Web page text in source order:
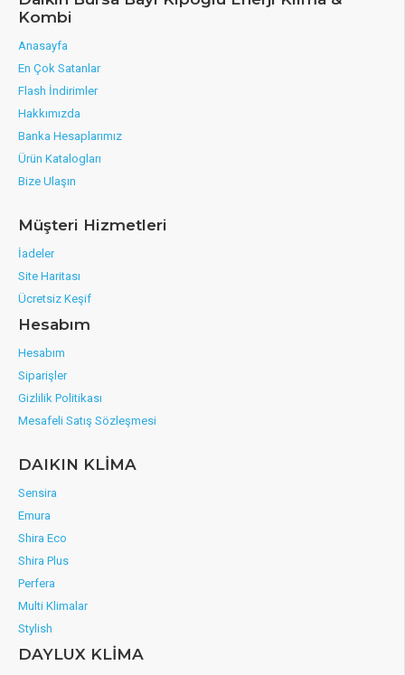
Kombi
Anasayfa
En Çok Satanlar
Flash İndirimler
Hakkımızda
Banka Hesaplarımız
Ürün Katalogları
Bize Ulaşın
Müşteri Hizmetleri
İadeler
Site Haritası
Ücretsiz Keşif
Hesabım
Hesabım
Siparişler
Gizlilik Politikası
Mesafeli Satış Sözleşmesi
DAIKIN KLİMA
Sensira
Emura
Shira Eco
Shira Plus
Perfera
Multi Klimalar
Stylish
DAYLUX KLİMA